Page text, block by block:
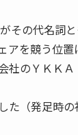
の代名詞と
を競う位置
社のＹＫＫＡ
た（発足時